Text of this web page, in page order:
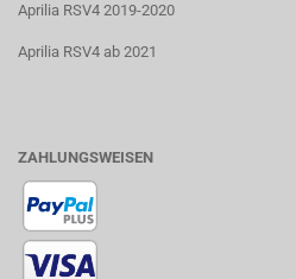
Aprilia RSV4 2019-2020
Aprilia RSV4 ab 2021
ZAHLUNGSWEISEN